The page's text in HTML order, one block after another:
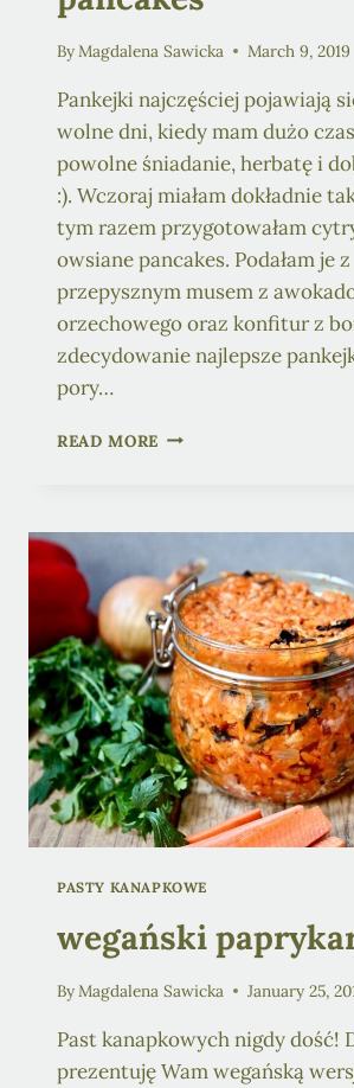
ByMagdalena Sawicka March 9, 2019
Pankejki najczęściej pojawiają
wolne dni, kiedy mam dużo
powolne śniadanie, herbatę i
:). Wczoraj miałam dokładnie
tym razem przygotowałam
owsiane pancakes. Podałam je z
przepysznym musem z
orzechowego oraz konfitur z
zdecydowanie najlepsze
pory…
READ MORE CYTRYNOWO-
PASTY KANAPKOWE
wegański
ByMagdalena Sawicka January 25,
Past kanapkowych nigdy dość!
prezentuję Wam wegańską